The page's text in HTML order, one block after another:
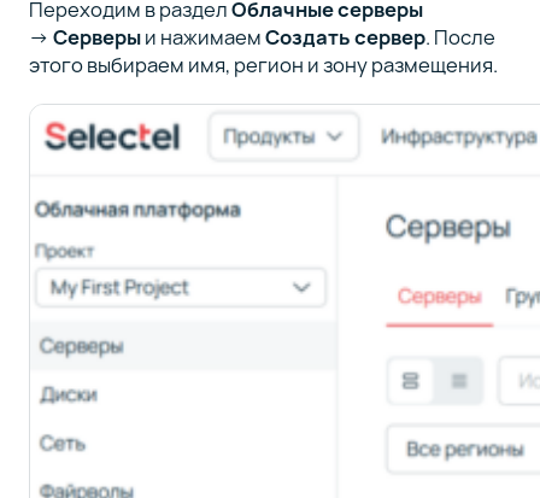
справка
по командам
Переходим в разделОблачные серверы
→ Серверыи нажимаемСоздать сервер. После
этого выбираем имя, регион и зону размещения.